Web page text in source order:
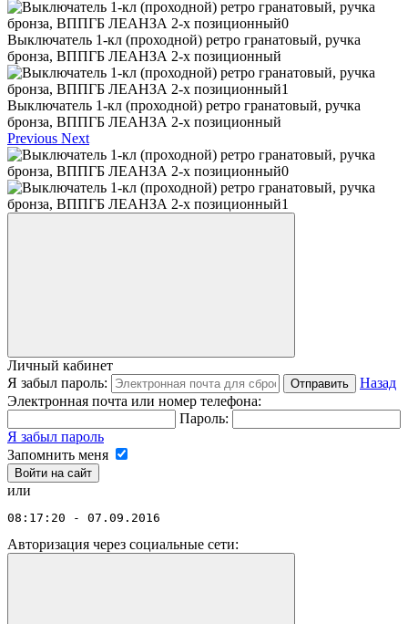
Выключатель 1-кл (проходной) ретро гранатовый, ручка
бронза, ВППГБ ЛЕАНЗА 2-х позиционный
Выключатель 1-кл (проходной) ретро гранатовый, ручка
бронза, ВППГБ ЛЕАНЗА 2-х позиционный
Previous Next
Личный кабинет
Я забыл пароль:
Отправить
Назад
Электронная почта или номер телефона:
Пароль:
Я забыл пароль
Запомнить меня
или
08:17:20 - 07.09.2016
Авторизация через социальные сети: